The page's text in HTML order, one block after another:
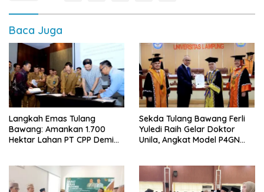
Baca Juga
Langkah Emas Tulang
Bawang: Amankan 1.700
Hektar Lahan PT CPP Demi
Sekda Tulang Bawang Ferli
Yuledi Raih Gelar Doktor
Unila, Angkat Model P4GN